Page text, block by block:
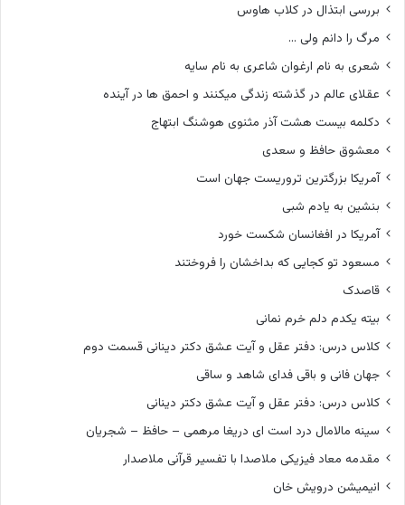
بررسی ابتذال در کلاب هاوس
مرگ را دانم ولی …
شعری به نام ارغوان شاعری به نام سایه
عقلای عالم در گذشته زندگی میکنند و احمق ها در آینده
دکلمه بیست هشت آذر مثنوی هوشنگ ابتهاج
معشوق حافظ و سعدی
آمریکا بزرگترین تروریست جهان است
بنشین به یادم شبی
آمریکا در افغانسان شکست خورد
مسعود تو کجایی که بداخشان را فروختند
قاصدک
بیته یکدم دلم خرم نمانی
کلاس درس: دفتر عقل و آیت عشق دکتر دینانی قسمت دوم
جهان فانی و باقی فدای شاهد و ساقی
کلاس درس: دفتر عقل و آیت عشق دکتر دینانی
سینه مالامال درد است ای دریغا مرهمی – حافظ – شجریان
مقدمه معاد فیزیکی ملاصدا با تفسیر قرآنی ملاصدار
انیمیشن درویش خان